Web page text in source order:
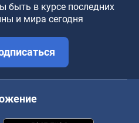
быть в курсе последних
и мира сегодня